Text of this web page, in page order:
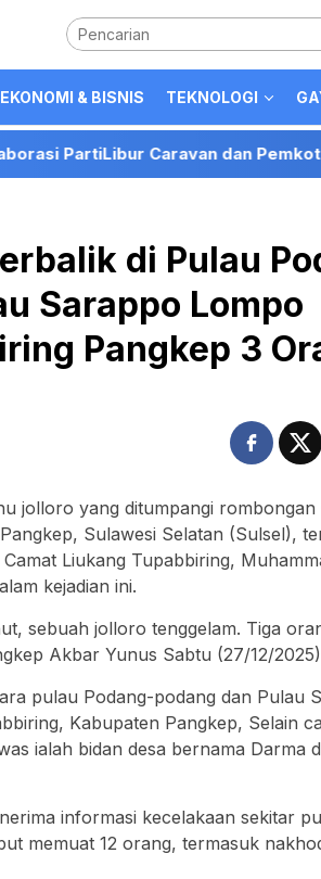
EKONOMI & BISNIS TEKNOLOGI
Caravan dan Pemkot Batu
di Pulau
Sarappo Lompo
Pangkep 3
jolloro yang ditumpangi rombongan
Sulawesi Selatan (Sulsel),
Liukang Tupabbiring,
kejadian ini.
sebuah jolloro tenggelam. Tiga
Akbar Yunus Sabtu (27/12/
pulau Podang-podang dan Pulau
Kabupaten Pangkep, Selain
ialah bidan desa bernama Darma
informasi kecelakaan sekitar
memuat 12 orang, termasuk